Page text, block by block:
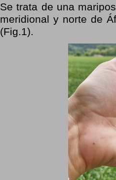
Se trata de una
meridional y norte de
(Fig.1).